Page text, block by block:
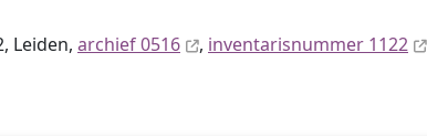
Leiden, archief 0516 , inventaris­num­mer 1122